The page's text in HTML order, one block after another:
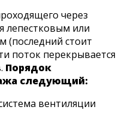
через
лепестковым или
(последний стоит
поток перекрывается
Порядок
следующий: